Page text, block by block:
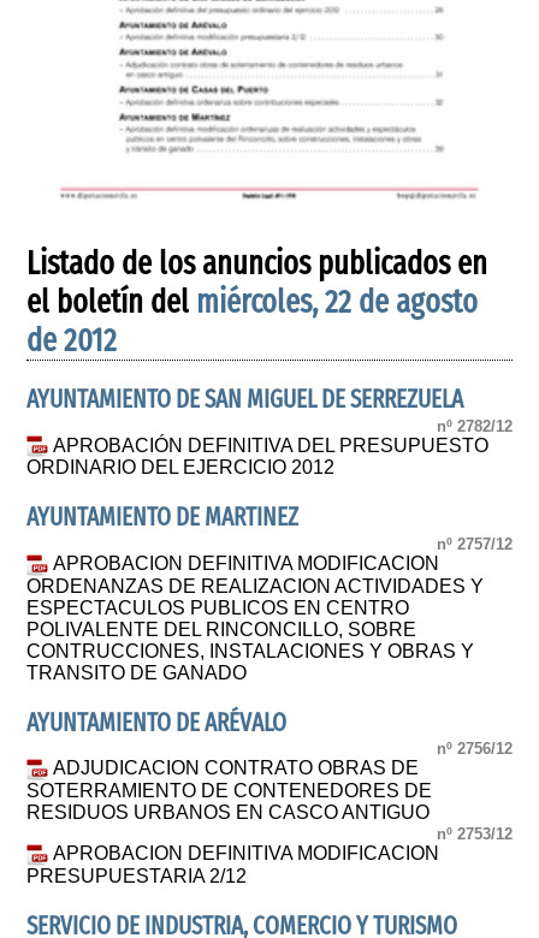
Listado de los anuncios publicados en
el boletín del miércoles, 22 de agosto
de 2012
AYUNTAMIENTO DE SAN MIGUEL DE SERREZUELA
nº 2782/12
APROBACIÓN DEFINITIVA DEL PRESUPUESTO
ORDINARIO DEL EJERCICIO 2012
AYUNTAMIENTO DE MARTINEZ
nº 2757/12
APROBACION DEFINITIVA MODIFICACION
ORDENANZAS DE REALIZACION ACTIVIDADES Y
ESPECTACULOS PUBLICOS EN CENTRO
POLIVALENTE DEL RINCONCILLO, SOBRE
CONTRUCCIONES, INSTALACIONES Y OBRAS Y
TRANSITO DE GANADO
AYUNTAMIENTO DE ARÉVALO
nº 2756/12
ADJUDICACION CONTRATO OBRAS DE
SOTERRAMIENTO DE CONTENEDORES DE
RESIDUOS URBANOS EN CASCO ANTIGUO
nº 2753/12
APROBACION DEFINITIVA MODIFICACION
PRESUPUESTARIA 2/12
SERVICIO DE INDUSTRIA, COMERCIO Y TURISMO